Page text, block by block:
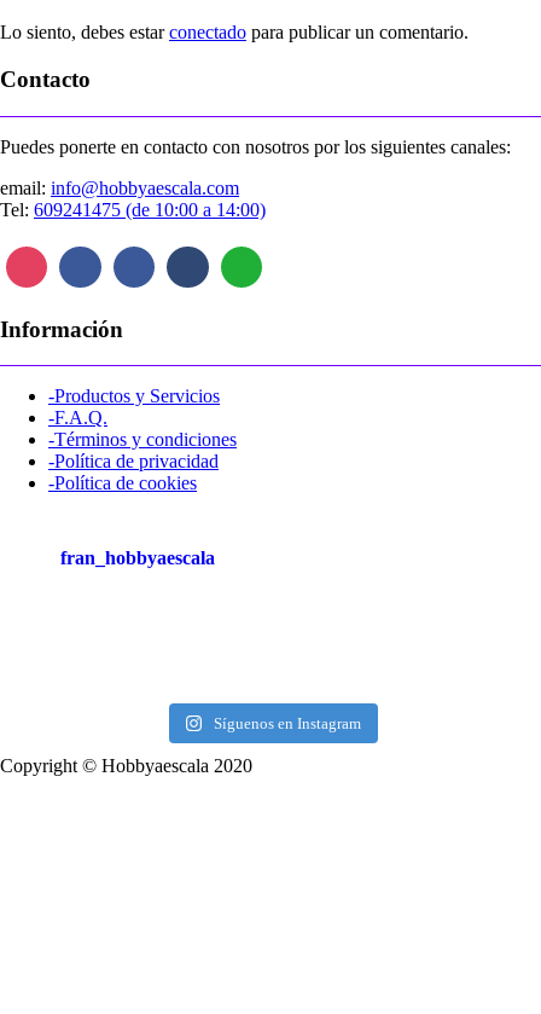
Lo siento, debes estarconectado para publicar un comentario.
Contacto
Puedes ponerte en contacto con nosotros por los siguientes canales:
email: info@hobbyaescala.com
Tel: 609241475 (de 10:00 a 14:00)
Información
-Productos y Servicios
-F.A.Q.
-Términos y condiciones
-Política de privacidad
-Política de cookies
fran_hobbyaescala
Síguenos en Instagram
Copyright © Hobbyaescala 2020